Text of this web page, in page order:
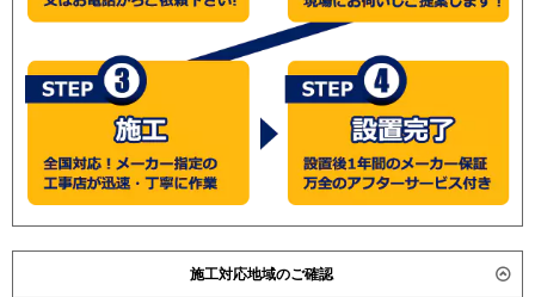
施工対応地域のご確認